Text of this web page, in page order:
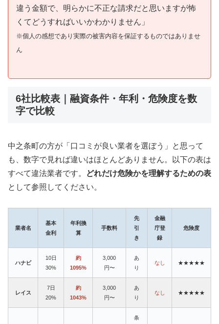
違う金額で、明らかに不正な請求だと思いますが怖
くてどうすればいいかわかりません」
※個人の感想であり実際の被害内容を保証するものではありませ
ん
6社比較表｜融資条件・年利・危険度を数
字で比較
中之条町の方が「口コミが良い業者を選ぼう」と思って
も、数字で見れば違いはほとんどありません。以下の表は
すべて違法業者です。
どれだけ危険かを理解するための表
として参照してください。
業者名
基本
金利
年利換
算
手数料
先
引
き
金融
庁登
録
危険度
ハナビ
10日
30%
約
1095%
3,000
円〜
あ
り
なし ★★★★★
レイス
7日
20%
約
1043%
3,000
円〜
あ
り
なし ★★★★★
条